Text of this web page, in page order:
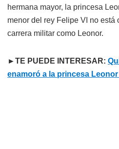
hermana mayor, la princesa
menor del rey Felipe VI no está
carrera militar como Leonor.
►TE PUEDE INTERESAR:
enamoró a la princesa